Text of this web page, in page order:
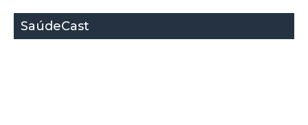
SaúdeCast